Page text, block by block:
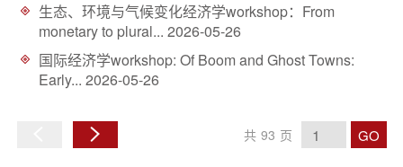
生态、环境与气候变化经济学workshop：From
monetary to plural... 2026-05-26
国际经济学workshop: Of Boom and Ghost Towns:
Early... 2026-05-26
下
共 93 页 GO